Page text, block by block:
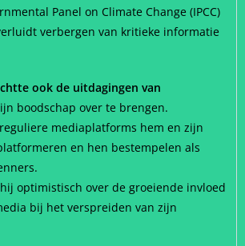
Panel on Climate Change (IPCC)
verbergen van kritieke informatie
ook de uitdagingen van
boodschap over te brengen.
mediaplatforms hem en zijn
en hen bestempelen als
optimistisch over de groeiende invloed
bij het verspreiden van zijn